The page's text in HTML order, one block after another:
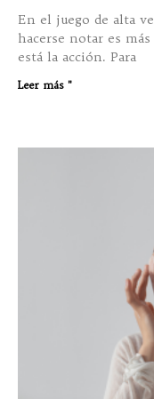
En el juego de alta
hacerse notar es
está la acción. Para
Leer más "